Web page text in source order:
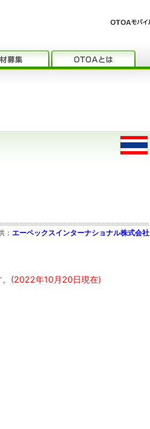
： エーペックスインターナショナル株式会社
(2022年10月20日現在)